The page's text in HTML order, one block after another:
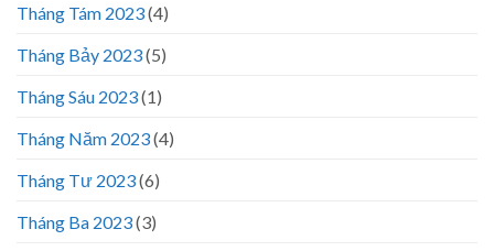
Tháng Tám 2023(4)
Tháng Bảy 2023(5)
Tháng Sáu 2023(1)
Tháng Năm 2023(4)
Tháng Tư 2023(6)
Tháng Ba 2023(3)